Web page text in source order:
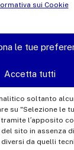
sui Cookie
le tue
Accetta tutti
soltanto
su "Selezione le
l′apposito
sito in assenza
da quelli
and the Google